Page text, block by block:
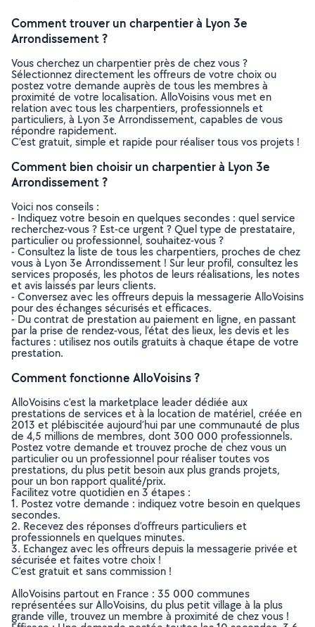
Comment trouver un charpentier à Lyon 3e
Arrondissement ?
Vous cherchez un charpentier près de chez vous ?
Sélectionnez directement les offreurs de votre choix ou
postez votre demande auprès de tous les membres à
proximité de votre localisation. AlloVoisins vous met en
relation avec tous les charpentiers, professionnels et
particuliers, à Lyon 3e Arrondissement, capables de vous
répondre rapidement.
C’est gratuit, simple et rapide pour réaliser tous vos projets !
Comment bien choisir un charpentier à Lyon 3e
Arrondissement ?
Voici nos conseils :
- Indiquez votre besoin en quelques secondes : quel service
recherchez-vous ? Est-ce urgent ? Quel type de prestataire,
particulier ou professionnel, souhaitez-vous ?
- Consultez la liste de tous les charpentiers, proches de chez
vous à Lyon 3e Arrondissement ! Sur leur profil, consultez les
services proposés, les photos de leurs réalisations, les notes
et avis laissés par leurs clients.
- Conversez avec les offreurs depuis la messagerie AlloVoisins
pour des échanges sécurisés et efficaces.
- Du contrat de prestation au paiement en ligne, en passant
par la prise de rendez-vous, l’état des lieux, les devis et les
factures : utilisez nos outils gratuits à chaque étape de votre
prestation.
Comment fonctionne AlloVoisins ?
AlloVoisins c’est la marketplace leader dédiée aux
prestations de services et à la location de matériel, créée en
2013 et plébiscitée aujourd’hui par une communauté de plus
de 4,5 millions de membres, dont 300 000 professionnels.
Postez votre demande et trouvez proche de chez vous un
particulier ou un professionnel pour réaliser toutes vos
prestations, du plus petit besoin aux plus grands projets,
pour un bon rapport qualité/prix.
Facilitez votre quotidien en 3 étapes :
1. Postez votre demande : indiquez votre besoin en quelques
secondes.
2. Recevez des réponses d’offreurs particuliers et
professionnels en quelques minutes.
3. Echangez avec les offreurs depuis la messagerie privée et
sécurisée et faites votre choix !
C’est gratuit et sans commission !
AlloVoisins partout en France : 35 000 communes
représentées sur AlloVoisins, du plus petit village à la plus
grande ville, trouvez un membre à proximité de chez vous !